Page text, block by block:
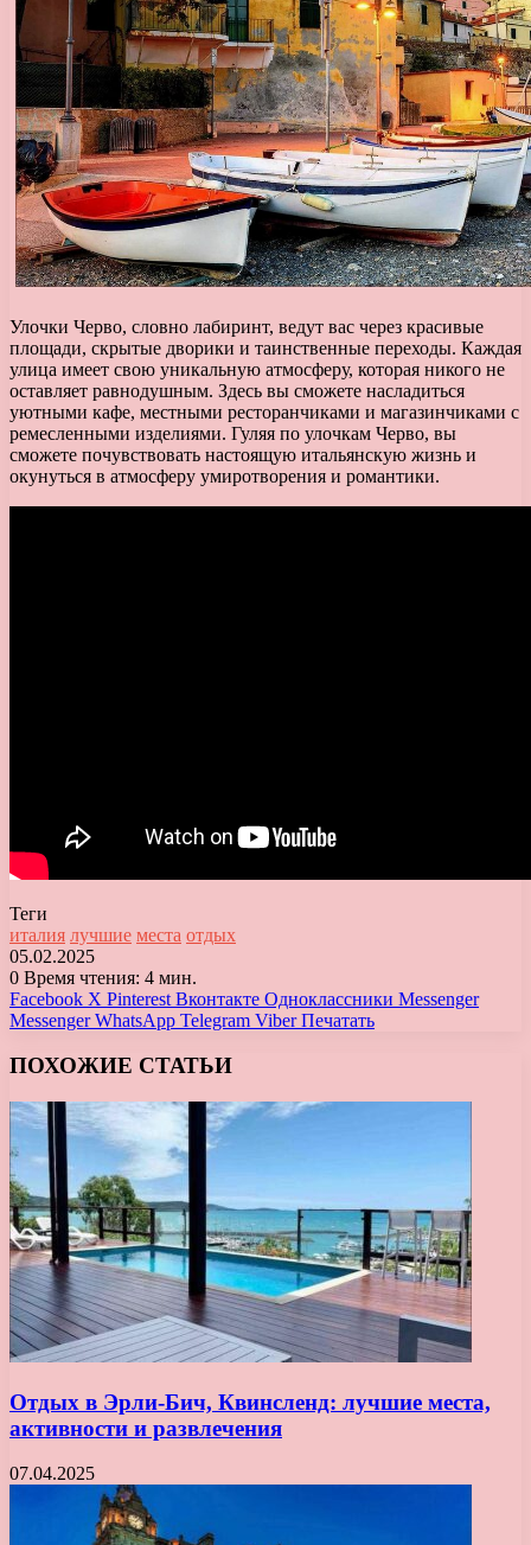
Улочки Черво, словно лабиринт, ведут вас через красивые
площади, скрытые дворики и таинственные переходы. Каждая
улица имеет свою уникальную атмосферу, которая никого не
оставляет равнодушным. Здесь вы сможете насладиться
уютными кафе, местными ресторанчиками и магазинчиками с
ремесленными изделиями. Гуляя по улочкам Черво, вы
сможете почувствовать настоящую итальянскую жизнь и
окунуться в атмосферу умиротворения и романтики.
Теги
италия лучшие места отдых
05.02.2025
0 Время чтения: 4 мин.
Facebook X Pinterest Вконтакте Одноклассники Messenger
Messenger WhatsApp Telegram Viber Печатать
ПОХОЖИЕ СТАТЬИ
Отдых в Эрли-Бич, Квинсленд: лучшие места,
активности и развлечения
07.04.2025